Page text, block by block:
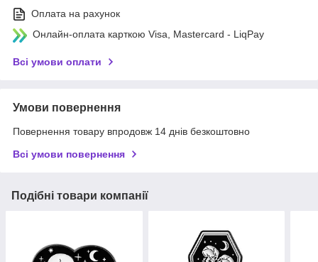
Оплата на рахунок
Онлайн-оплата карткою Visa, Mastercard - LiqPay
Всі умови оплати
Умови повернення
Повернення товару впродовж 14 днів безкоштовно
Всі умови повернення
Подібні товари компанії